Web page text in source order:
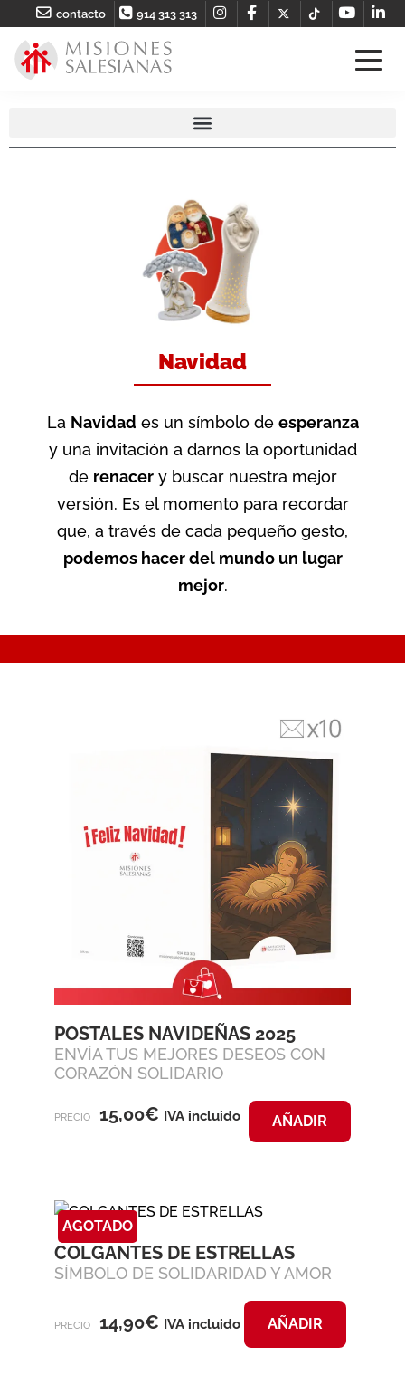
contacto 914 313 313
Navidad
La Navidad es un símbolo de esperanza
y una invitación a darnos la oportunidad
de renacery buscar nuestra mejor
versión. Es el momento para recordar
que, a través de cada pequeño gesto,
podemos hacer del mundo un lugar
mejor.
POSTALES NAVIDEÑAS 2025
ENVÍA TUS MEJORES DESEOS CON
CORAZÓN SOLIDARIO
PRECIO 15,00€ IVA incluido AÑADIR
AGOTADO
COLGANTES DE ESTRELLAS
SÍMBOLO DE SOLIDARIDAD Y AMOR
PRECIO 14,90€ IVA incluido AÑADIR